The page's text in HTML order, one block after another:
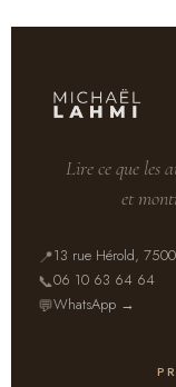
Lire ce que les
et
📍13 rue Hérold,
📞06 10 63 64 64
💬WhatsApp →